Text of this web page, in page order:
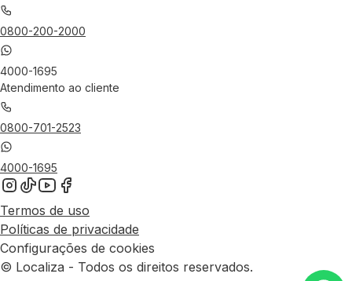
0800-200-2000
4000-1695
Atendimento ao cliente
0800-701-2523
4000-1695
Termos de uso
Políticas de privacidade
Configurações de cookies
© Localiza - Todos os direitos reservados.